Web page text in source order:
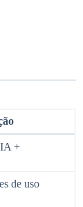
+
de uso